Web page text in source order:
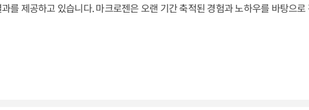
를 제공하고 있습니다. 마크로젠은 오랜 기간 축적된 경험과 노하우를 바탕